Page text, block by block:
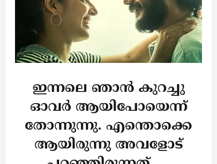
ഇന്നലെ ഞാൻ കുറച്ചു
ഓവർ ആയിപോയെന്ന്
തോന്നുന്നു. എന്തൊക്കെ
ആയിരുന്നു അവളോട്